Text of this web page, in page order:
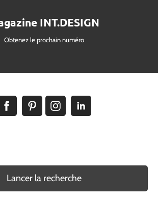
INT.DESIGN
Obtenez le prochain numéro
Lancer la recherche